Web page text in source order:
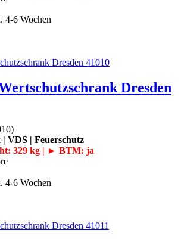
4-6 Wochen
Dresden
)
VDS | Feuerschutz
329 kg | ► BTM: ja
4-6 Wochen